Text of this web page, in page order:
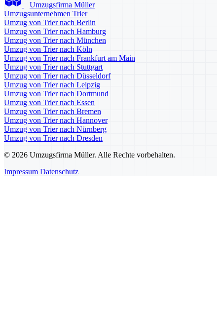
Umzugsfirma Müller
Umzugsunternehmen Trier
Umzug von Trier nach Berlin
Umzug von Trier nach Hamburg
Umzug von Trier nach München
Umzug von Trier nach Köln
Umzug von Trier nach Frankfurt am Main
Umzug von Trier nach Stuttgart
Umzug von Trier nach Düsseldorf
Umzug von Trier nach Leipzig
Umzug von Trier nach Dortmund
Umzug von Trier nach Essen
Umzug von Trier nach Bremen
Umzug von Trier nach Hannover
Umzug von Trier nach Nürnberg
Umzug von Trier nach Dresden
© 2026 Umzugsfirma Müller. Alle Rechte vorbehalten.
Impressum Datenschutz